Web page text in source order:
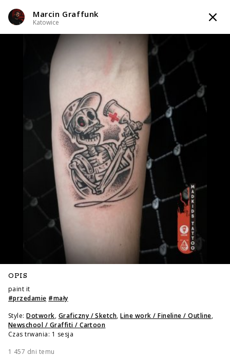
TATTOOARTIST
Marcin Graffunk
Black & Grey / Dotwork / Geometryczny / Ornamenty /
Graficzny / Sketch / Line work / Fineline / Outline i 4 więcej
WIADOMOŚĆ
WZORY INFO
Marcin Graffunk
Katowice
OPIS
paint it
#przedamię #mały
Style: Dotwork, Graficzny / Sketch,Line work / Fineline / Outline,
Newschool / Graffiti / Cartoon
Czas trwania: 1 sesja
1 457 dni temu